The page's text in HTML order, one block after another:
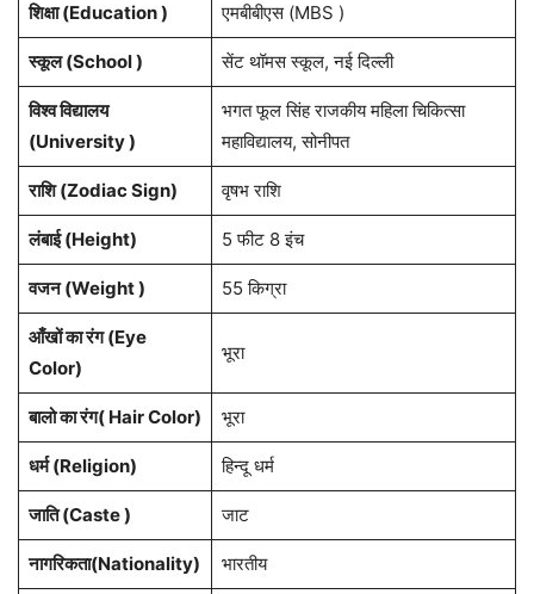
शिक्षा (Education ) एमबीबीएस (MBS )
स्कूल (School ) सेंट थॉमस स्कूल, नई दिल्ली
विश्व विद्यालय
(University )
भगत फूल सिंह राजकीय महिला चिकित्सा
महाविद्यालय, सोनीपत
राशि (Zodiac Sign) वृषभ राशि
लंबाई (Height) 5 फीट 8 इंच
वजन (Weight ) 55 किग्रा
आँखों का रंग (Eye
Color)
भूरा
बालो का रंग( Hair Color) भूरा
धर्म (Religion) हिन्दू धर्म
जाति (Caste ) जाट
नागरिकता(Nationality) भारतीय